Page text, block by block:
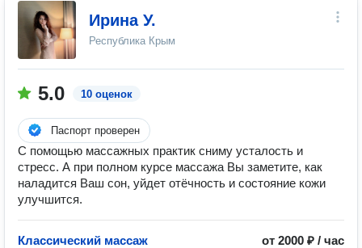
Ирина У.
Республика Крым
5.0 10 оценок
Паспорт проверен
С помощью массажных практик сниму усталость и
стресс. А при полном курсе массажа Вы заметите, как
наладится Ваш сон, уйдет отёчность и состояние кожи
улучшится.
Классический массаж от 2000 ₽ / час